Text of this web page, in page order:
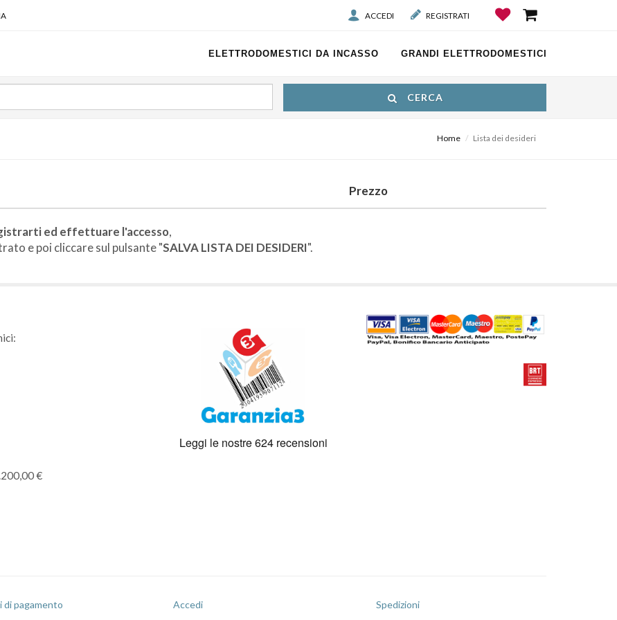
ACCEDI REGISTRATI
ELETTRODOMESTICI DA INCASSO GRANDI ELETTRODOMESTICI
CERCA
Home Lista dei desideri
Prezzo
ed effettuare l'accesso,
e poi cliccare sul pulsante "SALVA LISTA DEI DESIDERI".
€
di pagamento
Accedi
Spedizioni